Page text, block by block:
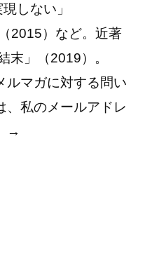
しない」
2015）など。近著
末」（2019）。
ルマガに対する問い
、私のメールアドレ
→